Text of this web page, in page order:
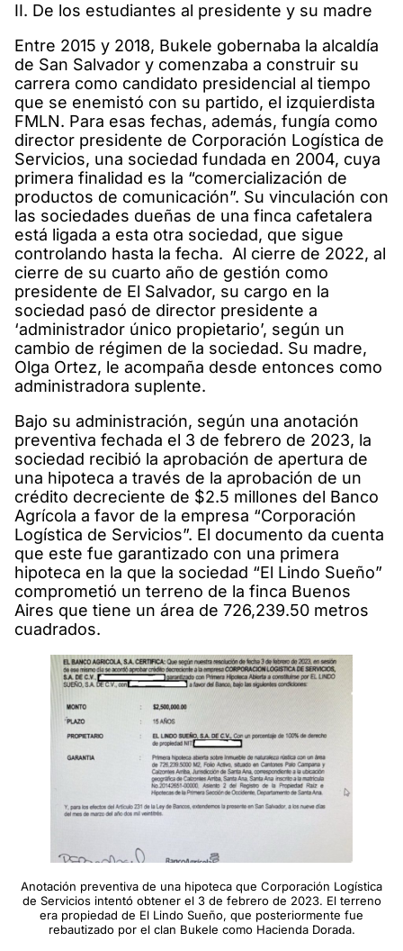
II. De los estudiantes al presidente y su madre
Entre 2015 y 2018, Bukele gobernaba la alcaldía
de San Salvador y comenzaba a construir su
carrera como candidato presidencial al tiempo
que se enemistó con su partido, el izquierdista
FMLN. Para esas fechas, además, fungía como
director presidente de Corporación Logística de
Servicios, una sociedad fundada en 2004, cuya
primera finalidad es la “comercialización de
productos de comunicación”. Su vinculación con
las sociedades dueñas de una finca cafetalera
está ligada a esta otra sociedad, que sigue
controlando hasta la fecha. Al cierre de 2022, al
cierre de su cuarto año de gestión como
presidente de El Salvador, su cargo en la
sociedad pasó de director presidente a
‘administrador único propietario’, según un
cambio de régimen de la sociedad. Su madre,
Olga Ortez, le acompaña desde entonces como
administradora suplente.
Bajo su administración, según una anotación
preventiva fechada el 3 de febrero de 2023, la
sociedad recibió la aprobación de apertura de
una hipoteca a través de la aprobación de un
crédito decreciente de $2.5 millones del Banco
Agrícola a favor de la empresa “Corporación
Logística de Servicios”. El documento da cuenta
que este fue garantizado con una primera
hipoteca en la que la sociedad “El Lindo Sueño”
comprometió un terreno de la finca Buenos
Aires que tiene un área de 726,239.50 metros
cuadrados.
Anotación preventiva de una hipoteca que Corporación Logística
de Servicios intentó obtener el 3 de febrero de 2023. El terreno
era propiedad de El Lindo Sueño, que posteriormente fue
rebautizado por el clan Bukele como Hacienda Dorada.